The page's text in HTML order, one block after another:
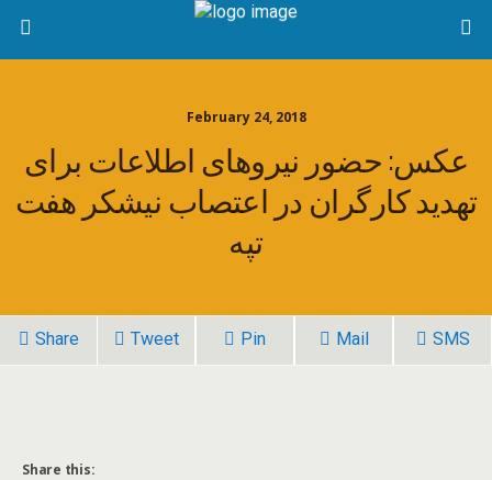
February 24, 2018
عکس: حضور نیروهای اطلاعات برای
تهدید کارگران در اعتصاب نیشکر هفت
تپه
Share Tweet Pin Mail SMS
Share this: